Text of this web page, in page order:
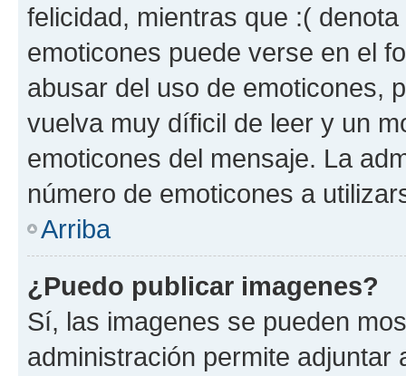
felicidad, mientras que :(
emoticones puede verse en el
abusar del uso de emoticones,
vuelva muy díficil de leer y un
emoticones del mensaje. La
número de emoticones a
Arriba
¿Puedo publicar imagenes?
Sí, las imagenes se pueden
administración permite